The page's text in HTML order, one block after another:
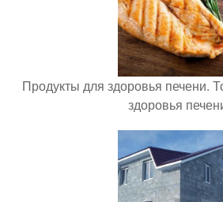
Продукты для здоровья печени.
здоровья